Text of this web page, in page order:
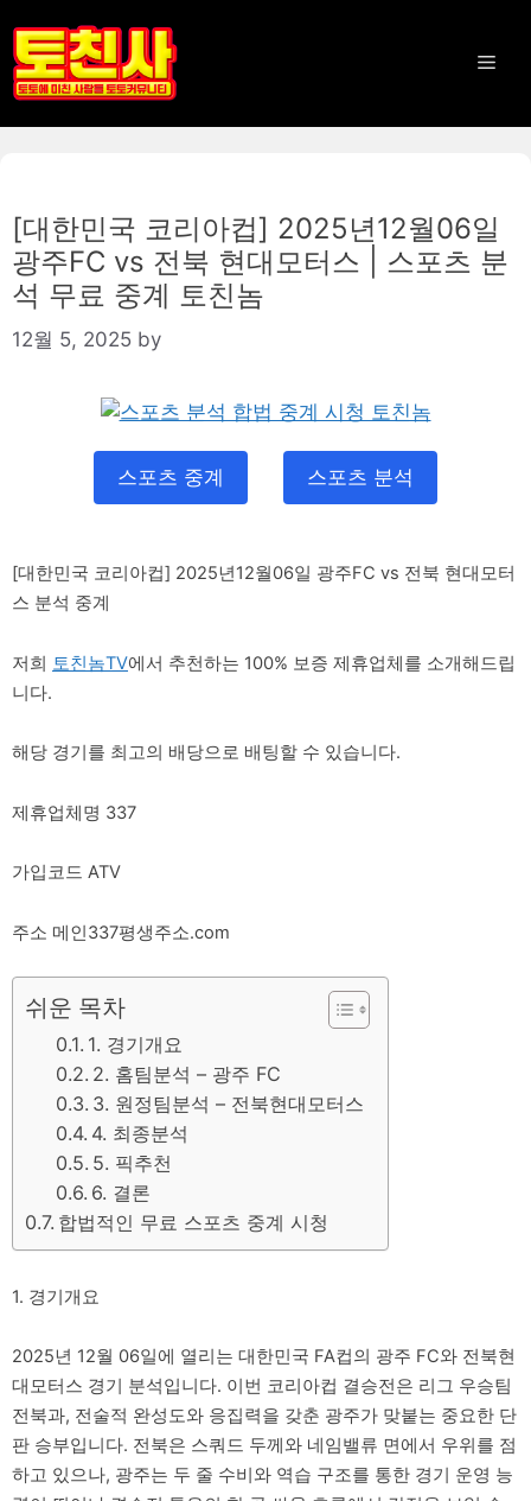
to
content
[대한민국 코리아컵] 2025년12월06일
광주FC vs 전북 현대모터스 | 스포츠 분
석 무료 중계 토친놈
12월 5, 2025 by
스포츠 중계 스포츠 분석
[대한민국 코리아컵] 2025년12월06일 광주FC vs 전북 현대모터
스 분석 중계
저희 토친놈TV에서 추천하는 100% 보증 제휴업체를 소개해드립
니다.
해당 경기를 최고의 배당으로 배팅할 수 있습니다.
제휴업체명 337
가입코드 ATV
주소 메인337평생주소.com
쉬운 목차
1. 경기개요
2. 홈팀분석 – 광주 FC
3. 원정팀분석 – 전북현대모터스
4. 최종분석
5. 픽추천
6. 결론
합법적인 무료 스포츠 중계 시청
1. 경기개요
2025년 12월 06일에 열리는 대한민국 FA컵의 광주 FC와 전북현
대모터스 경기 분석입니다. 이번 코리아컵 결승전은 리그 우승팀
전북과, 전술적 완성도와 응집력을 갖춘 광주가 맞붙는 중요한 단
판 승부입니다. 전북은 스쿼드 두께와 네임밸류 면에서 우위를 점
하고 있으나, 광주는 두 줄 수비와 역습 구조를 통한 경기 운영 능